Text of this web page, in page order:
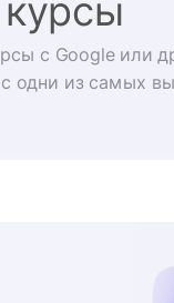
с Google или
одни из самых